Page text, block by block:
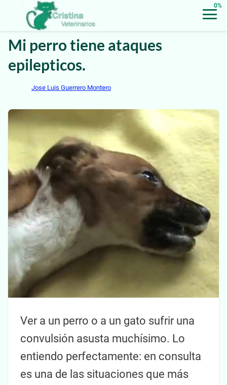
0%
Mi perro tiene ataques
epilepticos.
Jose Luis Guerrero Montero
Ver a un perro o a un gato sufrir una
convulsión asusta muchísimo. Lo
entiendo perfectamente: en consulta
es una de las situaciones que más